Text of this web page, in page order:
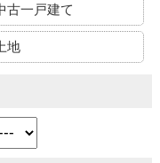
古一戸建て
地